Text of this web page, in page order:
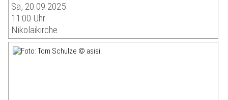
Sa, 20.09.2025
11:00 Uhr
Nikolaikirche